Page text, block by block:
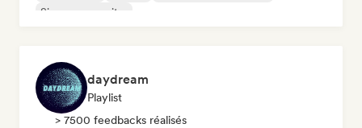
Singer-songwriter
daydream
Playlist
> 7500 feedbacks réalisés